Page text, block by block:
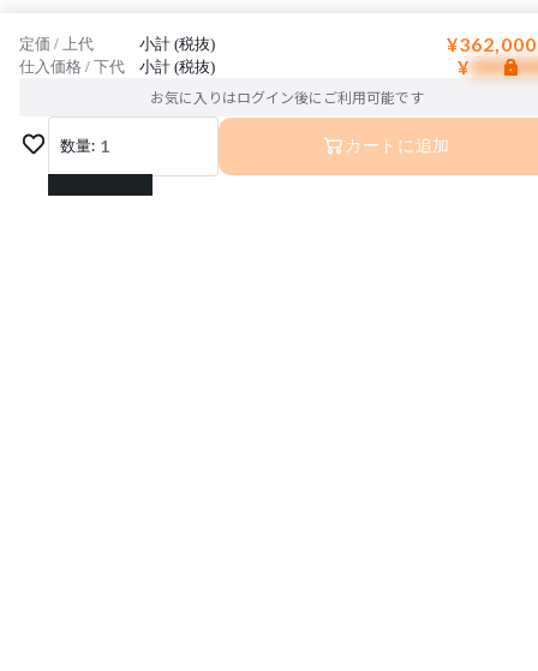
定価 / 上代 小計 (税抜)
仕入価格 / 下代 小計 (税抜) ¥
お気に入りはログイン後にご利用可能です
数量: 1
1
カートに追加